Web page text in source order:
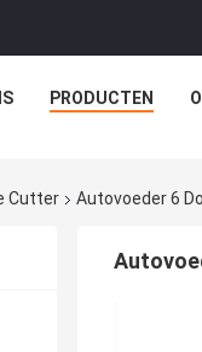
PRODUCTEN
Cutter Autovoeder 6